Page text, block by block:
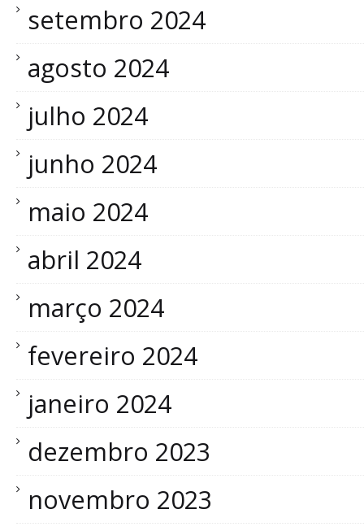
setembro 2024
agosto 2024
julho 2024
junho 2024
maio 2024
abril 2024
março 2024
fevereiro 2024
janeiro 2024
dezembro 2023
novembro 2023